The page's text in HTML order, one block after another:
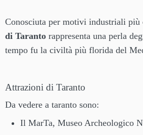
Conosciuta per motivi industriali più
di Taranto rappresenta una perla
tempo fu la civiltà più florida del
Attrazioni di Taranto
Da vedere a taranto sono:
Il MarTa, Museo Archeologico